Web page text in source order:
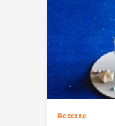
Recette